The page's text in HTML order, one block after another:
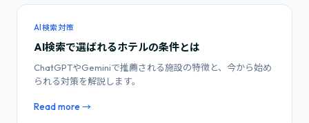
AI検索対策
AI検索で選ばれるホテルの条件とは
ChatGPTやGeminiで推薦される施設の特徴と、今から始め
られる対策を解説します。
Read more →